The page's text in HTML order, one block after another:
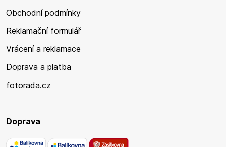
Obchodní podmínky
Reklamační formulář
Vrácení a reklamace
Doprava a platba
fotorada.cz
Doprava